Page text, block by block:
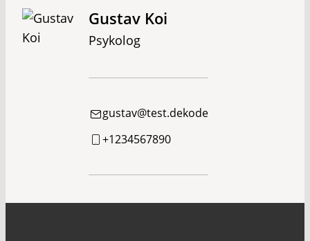
Gustav Koi
Psykolog
gustav@test.dekode
+1234567890